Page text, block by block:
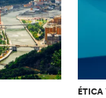
ÉTICA